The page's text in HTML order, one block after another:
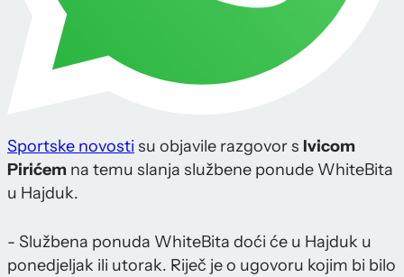
Sportske novosti su objavile razgovor s Ivicom
Pirićem na temu slanja službene ponude WhiteBita
u Hajduk.
- Službena ponuda WhiteBita doći će u Hajduk u
ponedjeljak ili utorak. Riječ je o ugovoru kojim bi bilo